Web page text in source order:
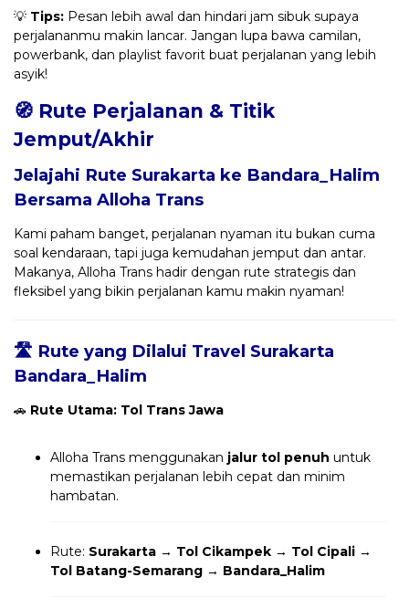
💡 Tips: Pesan lebih awal dan hindari jam sibuk supaya
perjalananmu makin lancar. Jangan lupa bawa camilan,
powerbank, dan playlist favorit buat perjalanan yang lebih
asyik!
🧭 Rute Perjalanan & Titik
Jemput/Akhir
Jelajahi Rute Surakarta ke Bandara_Halim
Bersama Alloha Trans
Kami paham banget, perjalanan nyaman itu bukan cuma
soal kendaraan, tapi juga kemudahan jemput dan antar.
Makanya, Alloha Trans hadir dengan rute strategis dan
fleksibel yang bikin perjalanan kamu makin nyaman!
🛣️ Rute yang Dilalui Travel Surakarta
Bandara_Halim
🚗 Rute Utama: Tol Trans Jawa
Alloha Trans menggunakan jalur tol penuh untuk
memastikan perjalanan lebih cepat dan minim
hambatan.
Rute: Surakarta → Tol Cikampek → Tol Cipali →
Tol Batang-Semarang → Bandara_Halim